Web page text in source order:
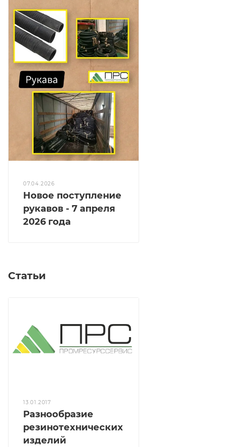
07.04.2026
Новое поступление
рукавов - 7 апреля
2026 года
Статьи
13.01.2017
Разнообразие
резинотехнических
изделий